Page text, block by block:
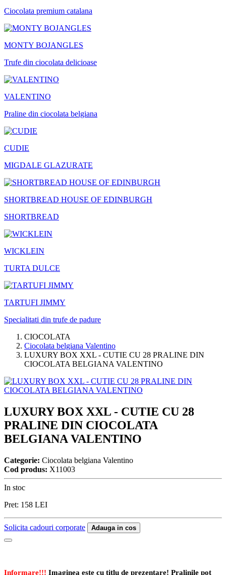
Ciocolata premium catalana
MONTY BOJANGLES
Trufe din ciocolata delicioase
VALENTINO
Praline din ciocolata belgiana
CUDIE
MIGDALE GLAZURATE
SHORTBREAD HOUSE OF EDINBURGH
SHORTBREAD
WICKLEIN
TURTA DULCE
TARTUFI JIMMY
Specialitati din trufe de padure
CIOCOLATA
Ciocolata belgiana Valentino
LUXURY BOX XXL - CUTIE CU 28 PRALINE DIN
CIOCOLATA BELGIANA VALENTINO
LUXURY BOX XXL - CUTIE CU 28
PRALINE DIN CIOCOLATA
BELGIANA VALENTINO
Categorie: Ciocolata belgiana Valentino
Cod produs: X11003
In stoc
Pret: 158 LEI
Solicita cadouri corporate Adauga in cos
Informare!!! Imaginea este cu titlu de prezentare! Pralinile pot